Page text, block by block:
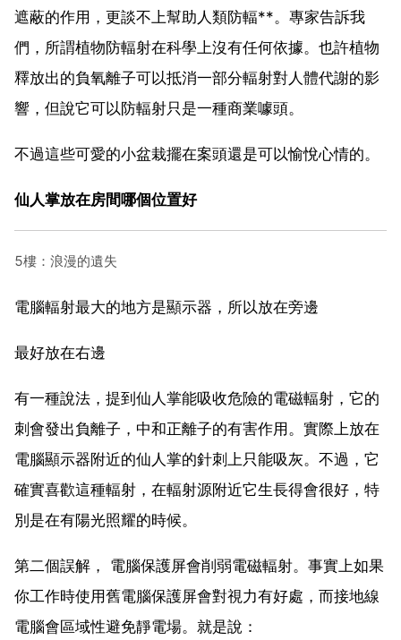
遮蔽的作用，更談不上幫助人類防輻**。專家告訴我
們，所謂植物防輻射在科學上沒有任何依據。也許植物
釋放出的負氧離子可以抵消一部分輻射對人體代謝的影
響，但說它可以防輻射只是一種商業噱頭。
不過這些可愛的小盆栽擺在案頭還是可以愉悅心情的。
仙人掌放在房間哪個位置好
5樓：浪漫的遺失
電腦輻射最大的地方是顯示器，所以放在旁邊
最好放在右邊
有一種說法，提到仙人掌能吸收危險的電磁輻射，它的
刺會發出負離子，中和正離子的有害作用。實際上放在
電腦顯示器附近的仙人掌的針刺上只能吸灰。不過，它
確實喜歡這種輻射，在輻射源附近它生長得會很好，特
別是在有陽光照耀的時候。
第二個誤解， 電腦保護屏會削弱電磁輻射。事實上如果
你工作時使用舊電腦保護屏會對視力有好處，而接地線
電腦會區域性避免靜電場。就是說：